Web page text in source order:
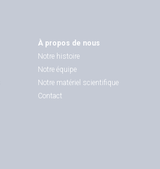
À propos de nous
Notre histoire
Notre équipe
Notre matériel scientifique
Contact